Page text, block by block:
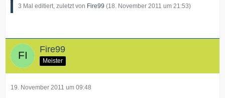
3 Mal editiert, zuletzt von Fire99 (18. November 2011 um 21:53)
Fire99
Meister
19. November 2011 um 09:48